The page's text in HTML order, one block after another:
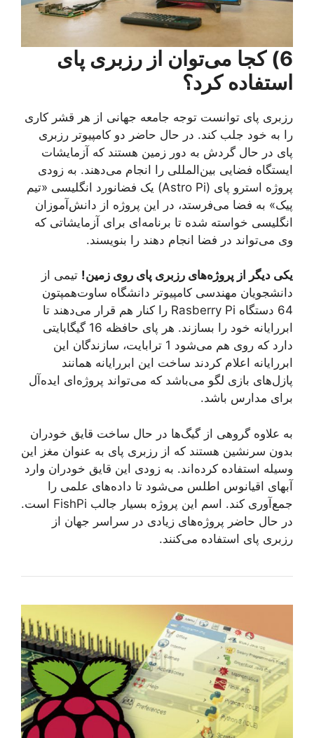
6) کجا می‌توان از رزبری پای
استفاده کرد؟
رزبری پای توانست توجه جامعه جهانی از هر قشر کاری
را به خود جلب کند. در حال حاضر دو کامپیوتر رزبری
پای در حال گردش به دور زمین هستند که آزمایشات
ایستگاه فضایی بین‌المللی را انجام می‌دهند. به زودی
پروژه استرو پای (Astro Pi) یک فضانورد انگلیسی «تیم
پیک» به فضا می‌فرستد، در این پروژه از دانش‌آموزان
انگلیسی خواسته شده تا برنامه‌ای برای آزمایشاتی که
وی می‌تواند در فضا انجام دهند را بنویسند.
یکی دیگر از پروژه‌های رزبری پای روی زمین! تیمی از
دانشجویان مهندسی کامپیوتر دانشگاه ساوت‌همپتون
64 دستگاه Rasberry Pi را کنار هم قرار می‌دهند تا
ابررایانه خود را بسازند. هر پای حافظه 16 گیگابایتی
دارد که روی هم می‌شود 1 ترابایت، سازندگان این
ابررایانه اعلام کردند ساخت این ابررایانه همانند
پازل‌های بازی لگو می‌باشد که می‌تواند پروژه‌ای ایده‌آل
برای مدارس باشد.
به علاوه گروهی از گیگ‌ها در حال ساخت قایق خودران
بدون سرنشین هستند که از رزبری پای به عنوان مغز این
وسیله استفاده کرده‌اند. به زودی این قایق خودران وارد
آبهای اقیانوس اطلس می‌شود تا داده‌های علمی را
جمع‌آوری کند. اسم این پروژه بسیار جالب FishPi است.
در حال حاضر پروژه‌های زیادی در سراسر جهان از
رزبری پای استفاده می‌‌کنند.